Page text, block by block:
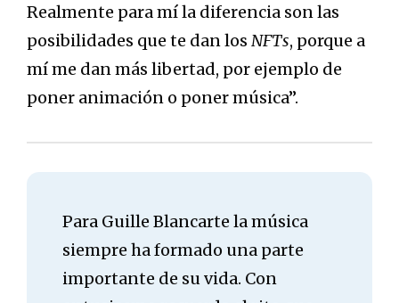
Realmente para mí la diferencia son las
posibilidades que te dan los NFTs, porque a
mí me dan más libertad, por ejemplo de
poner animación o poner música”.
Para Guille Blancarte la música
siempre ha formado una parte
importante de su vida. Con